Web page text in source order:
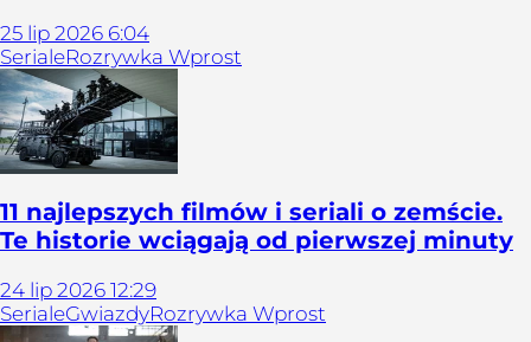
25 lip 2026 6:04
SerialeRozrywka Wprost
11 najlepszych filmów i seriali o zemście.
Te historie wciągają od pierwszej minuty
24 lip 2026 12:29
SerialeGwiazdyRozrywka Wprost